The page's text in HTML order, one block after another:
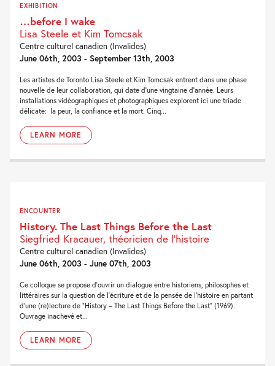
EXHIBITION
…before I wake
Lisa Steele et Kim Tomcsak
Centre culturel canadien (Invalides)
June 06th, 2003 - September 13th, 2003
Les artistes de Toronto Lisa Steele et Kim Tomcsak entrent dans une phase
nouvelle de leur collaboration, qui date d’une vingtaine d’année. Leurs
installations vidéographiques et photographiques explorent ici une triade
délicate: la peur, la confiance et la mort. Cinq...
LEARN MORE
ENCOUNTER
History. The Last Things Before the Last
Siegfried Kracauer, théoricien de l'histoire
Centre culturel canadien (Invalides)
June 06th, 2003 - June 07th, 2003
Ce colloque se propose d’ouvrir un dialogue entre historiens, philosophes et
littéraires sur la question de l’écriture et de la pensée de l’histoire en partant
d’une (re)lecture de “History – The Last Things Before the Last” (1969).
Ouvrage inachevé et...
LEARN MORE